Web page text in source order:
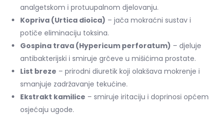
analgetskom i protuupalnom djelovanju.
Kopriva (Urtica dioica) – jača mokraćni sustav i
potiče eliminaciju toksina.
Gospina trava (Hypericum perforatum) – djeluje
antibakterijski i smiruje grčeve u mišićima prostate.
List breze – prirodni diuretik koji olakšava mokrenje i
smanjuje zadržavanje tekućine.
Ekstrakt kamilice – smiruje iritaciju i doprinosi općem
osjećaju ugode.